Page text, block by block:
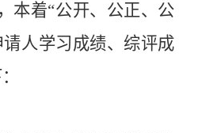
本着“公开、公正、公
请人学习成绩、综评成